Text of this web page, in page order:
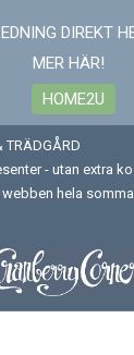
DIREKT
MER HÄR!
HOME2U
TRÄDGÅRD
- utan extra
hela